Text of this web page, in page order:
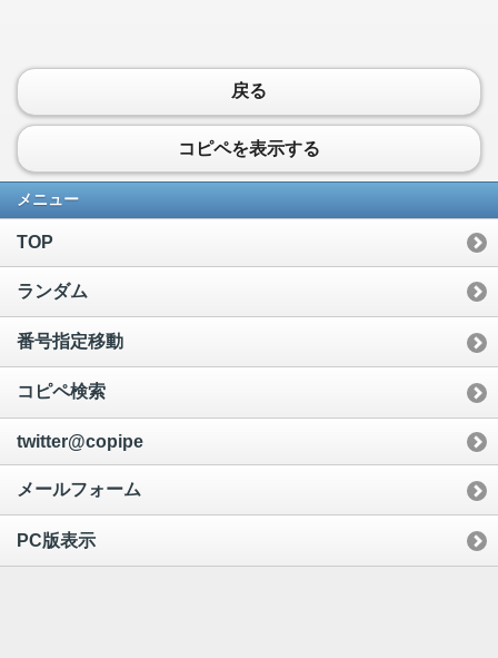
戻る
コピペを表示する
メニュー
TOP
ランダム
番号指定移動
コピペ検索
twitter@copipe
メールフォーム
PC版表示